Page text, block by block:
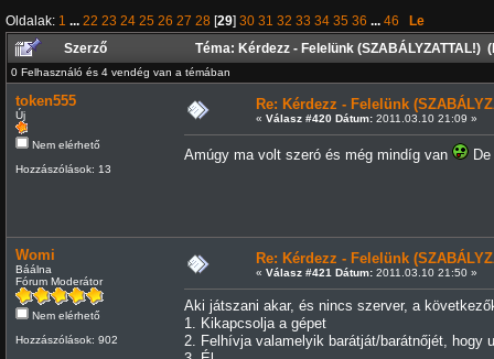
Oldalak: 1 ... 22 23 24 25 26 27 28[29] 30 31 32 33 34 35 36 ... 46
Le
Szerző
Téma: Kérdezz - Felelünk (SZABÁLYZATTAL!)
0 Felhasználó és 4 vendég van a témában
token555
Új
Nem elérhető
Hozzászólások: 13
Re: Kérdezz - Felelünk
« Válasz #420 Dátum:2011.03.10 21:09 »
Amúgy ma volt szeró és még mindíg van De
Womi
Báálna
Fórum Moderátor
Nem elérhető
Hozzászólások: 902
Re: Kérdezz - Felelünk
« Válasz #421 Dátum:2011.03.10 21:50 »
Aki játszani akar, és nincs szerver, a
1. Kikapcsolja a gépet
2. Felhívja valamelyik barátját/barátnőjét, hogy